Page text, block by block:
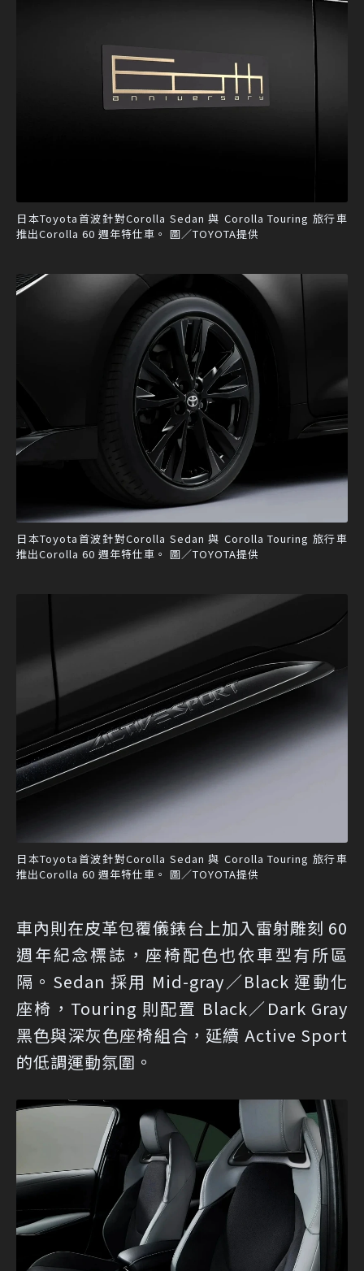
日本Toyota首波針對Corolla Sedan 與 Corolla Touring 旅行車
推出Corolla 60 週年特仕車。 圖／TOYOTA提供
日本Toyota首波針對Corolla Sedan 與 Corolla Touring 旅行車
推出Corolla 60 週年特仕車。 圖／TOYOTA提供
日本Toyota首波針對Corolla Sedan 與 Corolla Touring 旅行車
推出Corolla 60 週年特仕車。 圖／TOYOTA提供
車內則在皮革包覆儀錶台上加入雷射雕刻 60
週年紀念標誌，座椅配色也依車型有所區
隔。Sedan 採用 Mid-gray／Black 運動化
座椅，Touring 則配置 Black／Dark Gray
黑色與深灰色座椅組合，延續 Active Sport
的低調運動氛圍。